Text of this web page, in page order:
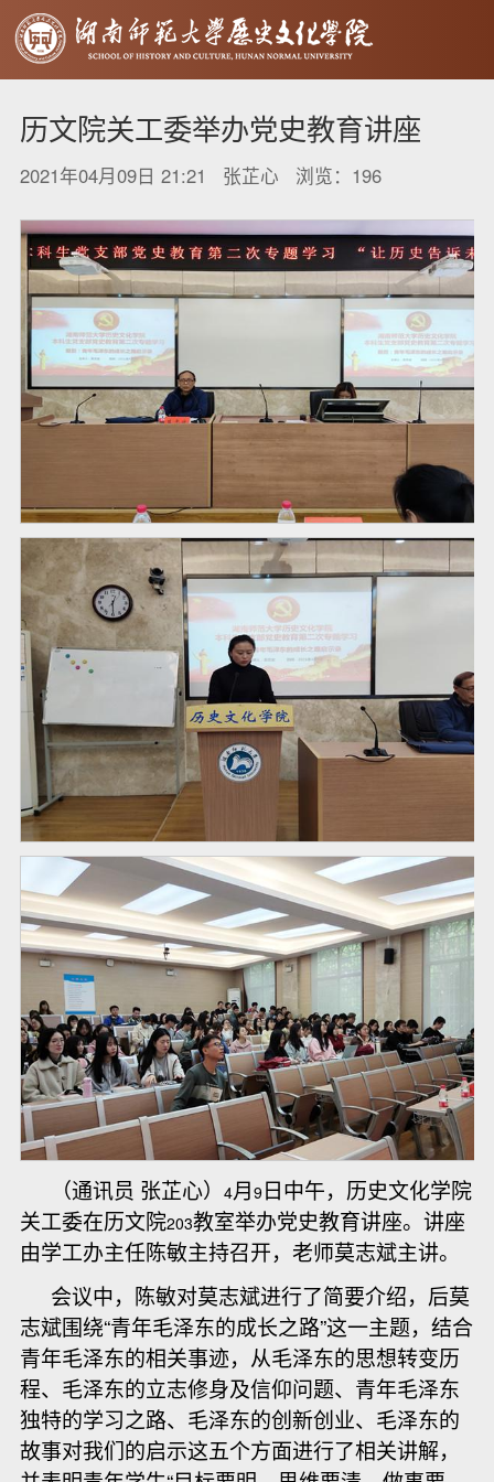
历文院关工委举办党史教育讲座
2021年04月09日 21:21 张芷心 浏览： 196
（通讯员 张芷心） 4月9 日中午，历史文化学院
关工委在历文院203教室举办党史教育讲座。讲座
由学工办主任陈敏主持召开，老师莫志斌主讲。
会议中，陈敏对莫志斌进行了简要介绍，后莫
志斌围绕“青年毛泽东的成长之路”这一主题，结合
青年毛泽东的相关事迹，从毛泽东的思想转变历
程、毛泽东的立志修身及信仰问题、青年毛泽东
独特的学习之路、毛泽东的创新创业、毛泽东的
故事对我们的启示这五个方面进行了相关讲解，